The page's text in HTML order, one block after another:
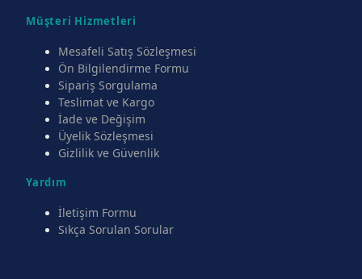
Müşteri Hizmetleri
Mesafeli Satış Sözleşmesi
Ön Bilgilendirme Formu
Sipariş Sorgulama
Teslimat ve Kargo
İade ve Değişim
Üyelik Sözleşmesi
Gizlilik ve Güvenlik
Yardım
İletişim Formu
Sıkça Sorulan Sorular